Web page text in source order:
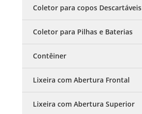
Coletor para copos Descartáveis
Coletor para Pilhas e Baterias
Contêiner
Lixeira com Abertura Frontal
Lixeira com Abertura Superior